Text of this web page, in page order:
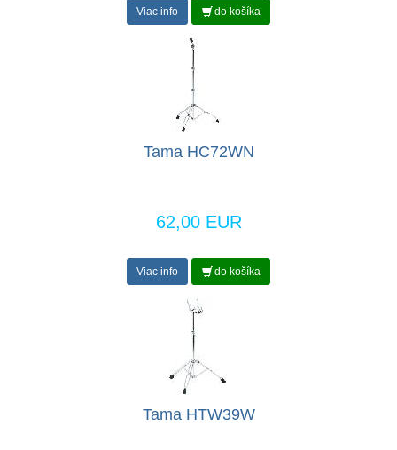
Viac info do košíka
Tama HC72WN
62,00 EUR
Viac info do košíka
Tama HTW39W